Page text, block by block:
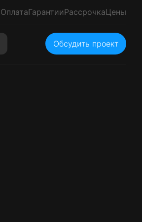
ОплатаГарантииРассрочкаЦены
Обсудить проект